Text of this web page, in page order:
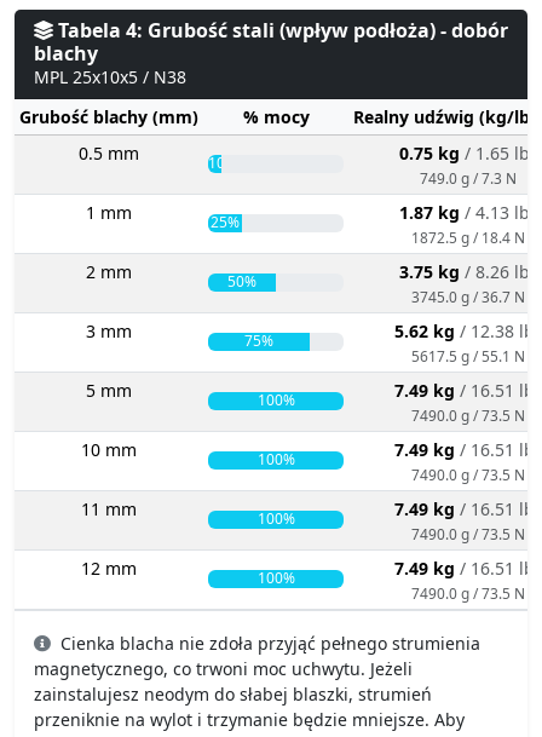
Tabela 4: Grubość stali (wpływ podłoża) - dobór
blachy
MPL 25x10x5 / N38
Grubość blachy (mm)
% mocy
Realny udźwig (kg/
0.5 mm
10% 0.75 kg / 1.65 lbs
749.0 g / 7.3 N
1 mm 25% 1.87 kg / 4.13 lbs
1872.5 g / 18.4 N
2 mm 50% 3.75 kg / 8.26 lbs
3745.0 g / 36.7 N
3 mm 75% 5.62 kg / 12.38 lbs
5617.5 g / 55.1 N
5 mm 100% 7.49 kg / 16.51 lbs
7490.0 g / 73.5 N
10 mm 100% 7.49 kg / 16.51 lbs
7490.0 g / 73.5 N
11 mm 100% 7.49 kg / 16.51 lbs
7490.0 g / 73.5 N
12 mm 100% 7.49 kg / 16.51 lbs
7490.0 g / 73.5 N
Cienka blacha nie zdoła przyjąć pełnego strumienia
magnetycznego, co trwoni moc uchwytu. Jeżeli
zainstalujesz neodym do słabej blaszki, strumień
przeniknie na wylot i trzymanie będzie mniejsze. Aby